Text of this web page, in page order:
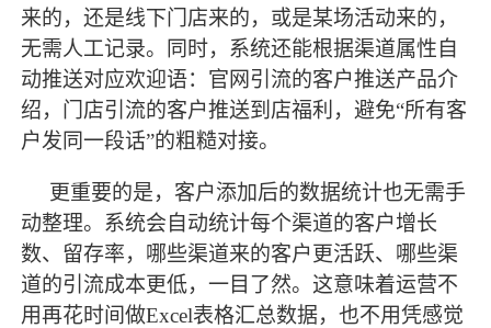
来的，还是线下门店来的，或是某场活动来的，
无需人工记录。同时，系统还能根据渠道属性自
动推送对应欢迎语：官网引流的客户推送产品介
绍，门店引流的客户推送到店福利，避免“所有客
户发同一段话”的粗糙对接。
更重要的是，客户添加后的数据统计也无需手
动整理。系统会自动统计每个渠道的客户增长
数、留存率，哪些渠道来的客户更活跃、哪些渠
道的引流成本更低，一目了然。这意味着运营不
用再花时间做Excel表格汇总数据，也不用凭感觉